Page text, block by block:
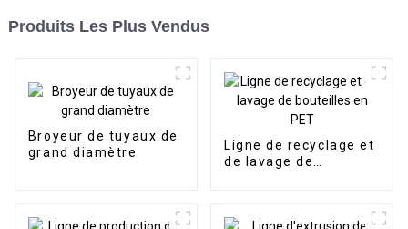
Produits Les Plus Vendus
Broyeur de tuyaux de
grand diamètre
Ligne de recyclage et
de lavage de